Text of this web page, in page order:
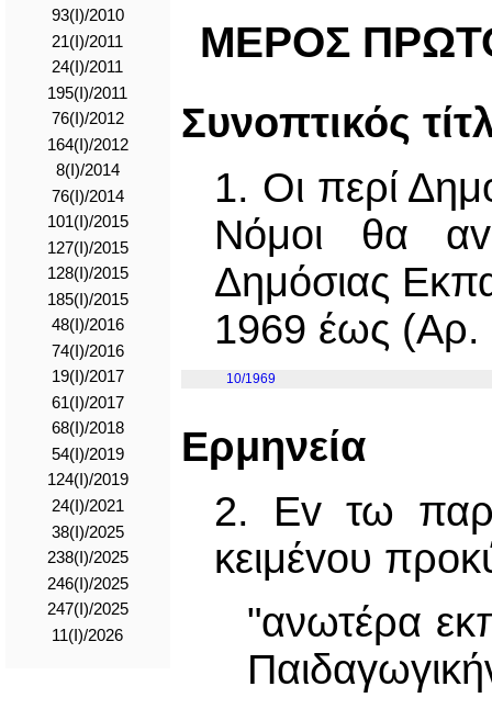
93(I)/2010
21(I)/2011
24(I)/2011
195(I)/2011
76(I)/2012
164(I)/2012
8(Ι)/2014
76(Ι)/2014
101(I)/2015
127(I)/2015
128(I)/2015
185(I)/2015
48(Ι)/2016
74(I)/2016
19(I)/2017
61(I)/2017
68(I)/2018
54(I)/2019
124(I)/2019
24(I)/2021
38(I)/2025
238(I)/2025
246(I)/2025
247(I)/2025
11(I)/2026
ΜΕΡΟΣ
Συνoπτικός
1. Οι περί
Νόμοι θα
Δημόσιας
1969 έως (Αρ.
10/1969
Ερμηνεία
2. Ev τω
κειμέvoυ
"ανωτέρα